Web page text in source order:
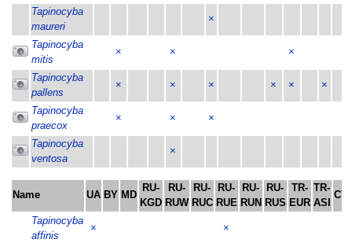
Tapinocyba
maureri
×
Tapinocyba
mitis
× × ×
Tapinocyba
pallens
× × × × × ×
Tapinocyba
praecox
× × ×
Tapinocyba
ventosa
×
Name UA BY MD
RU-
KGD
RU-
RUW
RU-
RUC
RU-
RUE
RU-
RUN
RU-
RUS
TR-
EUR
TR-
ASI
CY
Tapinocyba
affinis
× ×